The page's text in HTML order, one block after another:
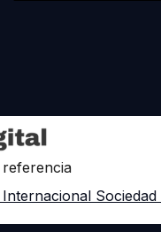
referencia
Internacional Sociedad